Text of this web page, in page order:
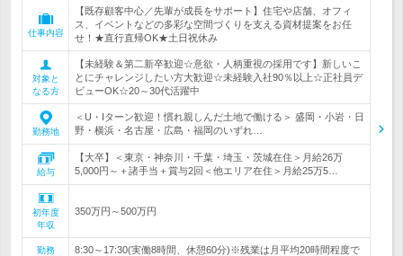
仕事内容
【既存顧客中心／先輩が成長をサポート】住宅や店舗、オフィ
ス、イベントなどの多彩な空間づくりを支える資材提案をお任
せ！★直行直帰OK★土日祝休み
対象と
なる方
【未経験＆第二新卒歓迎☆意欲・人柄重視の採用です】新しいこ
とにチャレンジしたい方大歓迎☆未経験入社90％以上☆正社員デ
ビューOK☆20～30代活躍中
勤務地
＜U・Iターン歓迎！慣れ親しんだ土地で働ける＞ 盛岡・小岩・日
野・横浜・名古屋・広島・福岡のいずれ…
給与
【大卒】＜東京・神奈川・千葉・埼玉・茨城在住＞月給26万
5,000円～＋諸手当＋賞与2回＜他エリア在住＞月給25万5…
初年度
年収
350万円～500万円
勤務
8:30～17:30(実働8時間、休憩60分)※残業は月平均20時間程度で